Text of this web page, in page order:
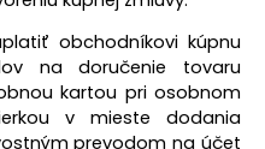
obchodníkovi kúpnu
na doručenie tovaru
kartou pri osobnom
v mieste dodania
prevodom na účet